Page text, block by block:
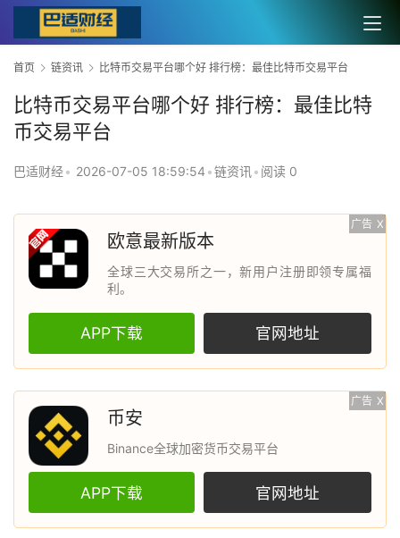
首页 链资讯 比特币交易平台哪个好 排行榜：最佳比特币交易平台
比特币交易平台哪个好 排行榜：最佳比特
币交易平台
巴适财经• 2026-07-05 18:59:54 •链资讯 • 阅读 0
广告 X
欧意最新版本
全球三大交易所之一，新用户注册即领专属福
利。
APP下载 官网地址
广告 X
币安
Binance全球加密货币交易平台
APP下载 官网地址